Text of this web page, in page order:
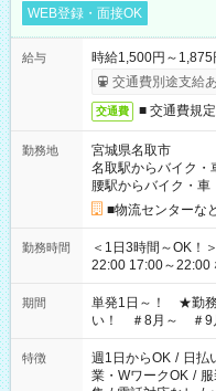
WEB登録・面接OK
給与
時給1,500円～1,875
交通費別途支給
交通費 ■ 交通費規
勤務地
宮城県名取市
名取駅からバイク・
腰駅からバイク・車
■物流センター
勤務時間
＜1日3時間～OK！＞ ▼ 例えば… ▼ 15:00～18:00 15:00～
22:00 17:00～22:00 など こちら以外の時間もお気
ださい！
期間
単発1日～！ ★勤務
い！ ＃8月～ ＃9
特徴 週1日からOK / 日払
業・WワークOK /